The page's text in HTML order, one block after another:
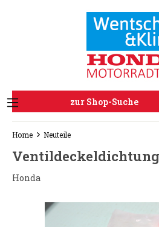
zur Shop-Suche
Home Neuteile
Ventildeckeldichtung
Honda